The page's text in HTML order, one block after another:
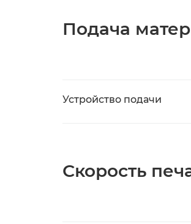
Подача
Устройство подачи
Скорость